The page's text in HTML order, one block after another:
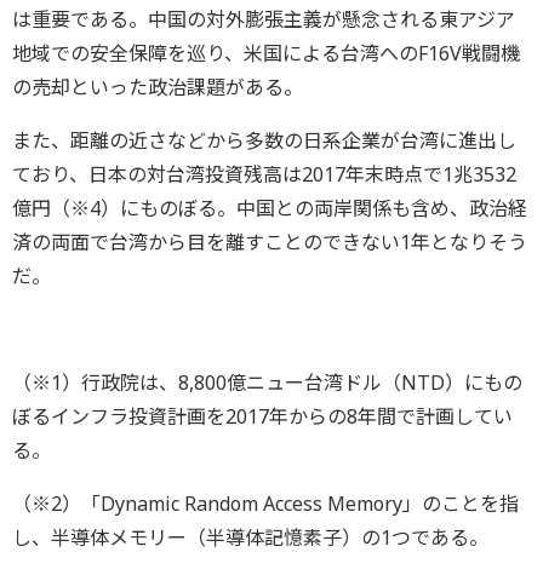
は重要である。中国の対外膨張主義が懸念される東アジア
地域での安全保障を巡り、米国による台湾へのF16V戦闘機
の売却といった政治課題がある。
また、距離の近さなどから多数の日系企業が台湾に進出し
ており、日本の対台湾投資残高は2017年末時点で1兆3532
億円（※4）にものぼる。中国との両岸関係も含め、政治経
済の両面で台湾から目を離すことのできない1年となりそう
だ。
（※1）行政院は、8,800億ニュー台湾ドル（NTD）にもの
ぼるインフラ投資計画を2017年からの8年間で計画してい
る。
（※2）「Dynamic Random Access Memory」のことを指
し、半導体メモリー（半導体記憶素子）の1つである。